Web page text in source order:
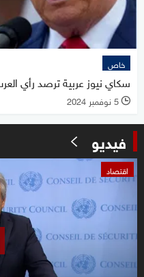
خاص
سكاي نيوز عربية ترصد رأي
l 5 نوفمبر 2024
فيديو
اقتصاد